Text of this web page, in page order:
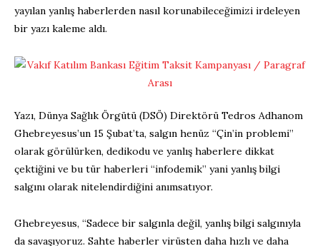
yayılan yanlış haberlerden nasıl korunabileceğimizi irdeleyen
bir yazı kaleme aldı.
Yazı, Dünya Sağlık Örgütü (DSÖ) Direktörü Tedros Adhanom
Ghebreyesus’un 15 Şubat’ta, salgın henüz “Çin’in problemi”
olarak görülürken, dedikodu ve yanlış haberlere dikkat
çektiğini ve bu tür haberleri “infodemik” yani yanlış bilgi
salgını olarak nitelendirdiğini anımsatıyor.
Ghebreyesus, “Sadece bir salgınla değil, yanlış bilgi salgınıyla
da savaşıyoruz. Sahte haberler virüsten daha hızlı ve daha